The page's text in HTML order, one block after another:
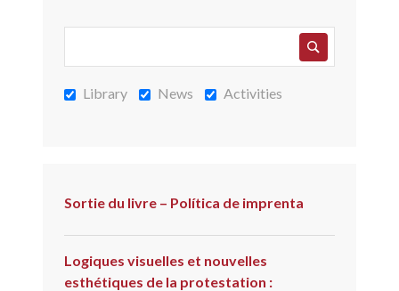
Library News Activities
Sortie du livre – Política de imprenta
Logiques visuelles et nouvelles
esthétiques de la protestation :